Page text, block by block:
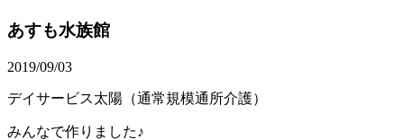
あすも水族館
2019/09/03
デイサービス太陽（通常規模通所介護）
みんなで作りました♪